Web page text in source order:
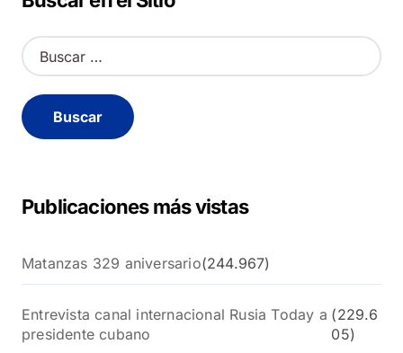
B
u
c
a
Publicaciones más vistas
Matanzas 329 aniversario(244.967)
Entrevista canal internacional Rusia Today a
presidente cubano
(229.6
05)